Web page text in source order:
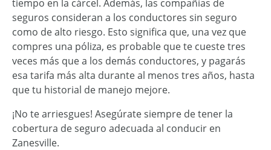
tiempo en la cárcel. Además, las compañías de
seguros consideran a los conductores sin seguro
como de alto riesgo. Esto significa que, una vez que
compres una póliza, es probable que te cueste tres
veces más que a los demás conductores, y pagarás
esa tarifa más alta durante al menos tres años, hasta
que tu historial de manejo mejore.
¡No te arriesgues! Asegúrate siempre de tener la
cobertura de seguro adecuada al conducir en
Zanesville.